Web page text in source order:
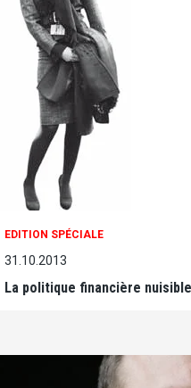
EDITION SPÉCIALE
31.10.2013
La politique financière